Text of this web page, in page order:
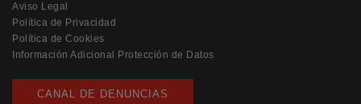
Aviso Legal
Política de Privacidad
Política de Cookies
Información Adicional Protección de Datos
CANAL DE DENUNCIAS